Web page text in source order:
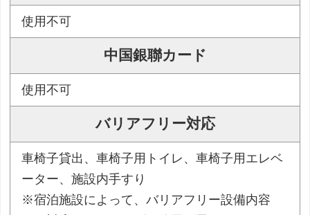
使用不可
中国銀聯カード
使用不可
バリアフリー対応
車椅子貸出、車椅子用トイレ、車椅子用エレベ
ーター、施設内手すり
※宿泊施設によって、バリアフリー設備内容